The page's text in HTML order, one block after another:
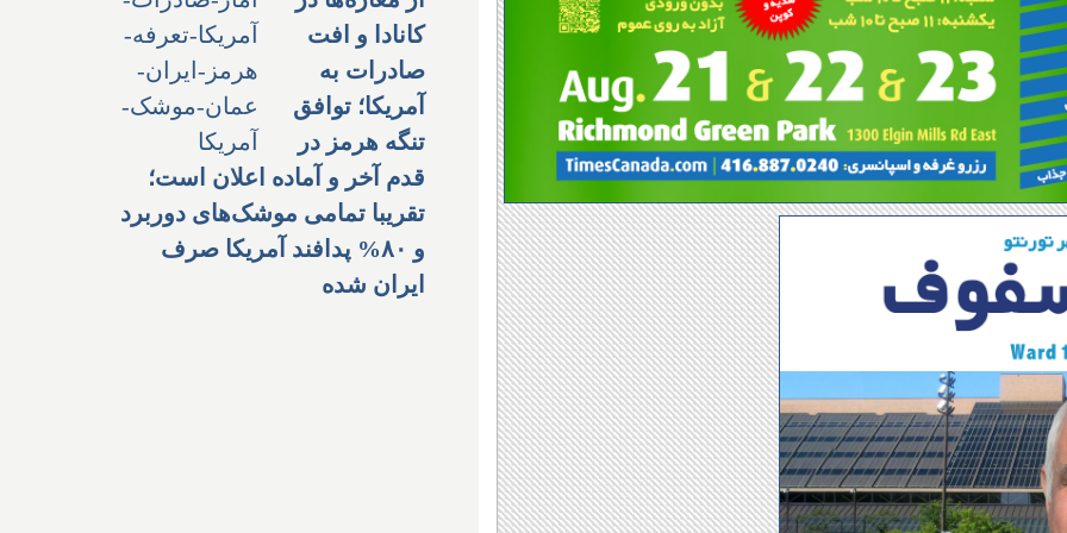
کانادا و افت
صادرات به
آمریکا؛ توافق
تنگه هرمز در
قدم آخر و آماده اعلان است؛
تقریبا تمامی موشک‌های دوربرد
و ۸۰% پدافند آمریکا صرف
ایران شده